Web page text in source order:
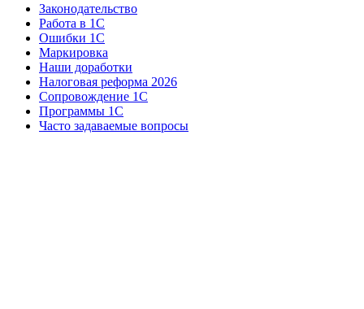
Законодательство
Работа в 1С
Ошибки 1С
Маркировка
Наши доработки
Налоговая реформа 2026
Сопровождение 1С
Программы 1С
Часто задаваемые вопросы